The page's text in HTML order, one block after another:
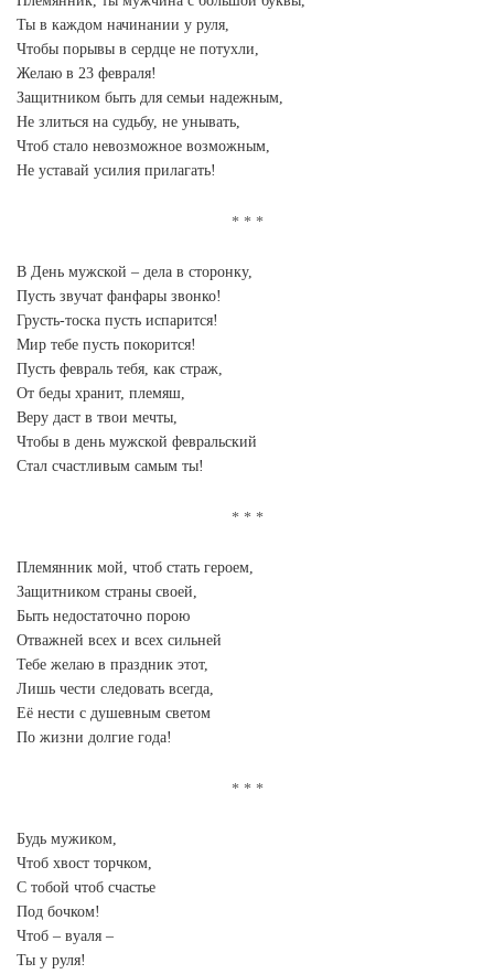
Ты в каждом начинании у руля,
Чтобы порывы в сердце не потухли,
Желаю в 23 февраля!
Защитником быть для семьи надежным,
Не злиться на судьбу, не унывать,
Чтоб стало невозможное возможным,
Не уставай усилия прилагать!
В День мужской – дела в сторонку,
Пусть звучат фанфары звонко!
Грусть-тоска пусть испарится!
Мир тебе пусть покорится!
Пусть февраль тебя, как страж,
От беды хранит, племяш,
Веру даст в твои мечты,
Чтобы в день мужской февральский
Стал счастливым самым ты!
Племянник мой, чтоб стать героем,
Защитником страны своей,
Быть недостаточно порою
Отважней всех и всех сильней
Тебе желаю в праздник этот,
Лишь чести следовать всегда,
Её нести с душевным светом
По жизни долгие года!
Будь мужиком,
Чтоб хвост торчком,
С тобой чтоб счастье
Под бочком!
Чтоб – вуаля –
Ты у руля!